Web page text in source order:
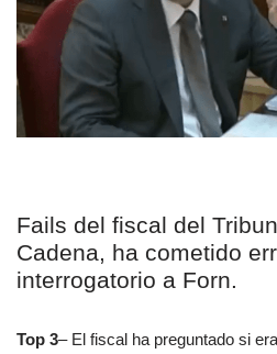
Fails del fiscal del
Cadena, ha cometido
interrogatorio a Forn.
Top 3– El fiscal ha preguntado si